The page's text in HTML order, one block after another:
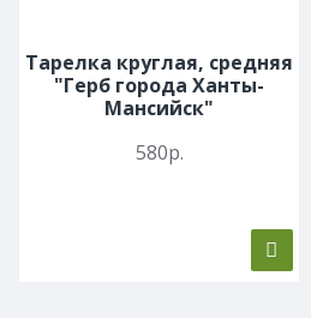
Тарелка круглая, средняя
"Герб города Ханты-
Мансийск"
580р.